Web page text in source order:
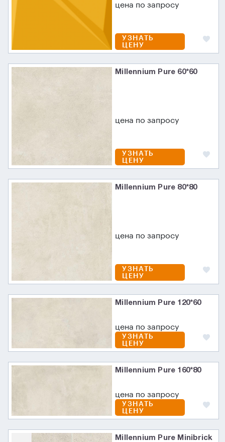
цена по запросу
УЗНАТЬ
ЦЕНУ
Millennium Pure 60*60
цена по запросу
УЗНАТЬ
ЦЕНУ
Millennium Pure 80*80
цена по запросу
УЗНАТЬ
ЦЕНУ
Millennium Pure 120*60
цена по запросу
УЗНАТЬ
ЦЕНУ
Millennium Pure 160*80
цена по запросу
УЗНАТЬ
ЦЕНУ
Millennium Pure Minibrick